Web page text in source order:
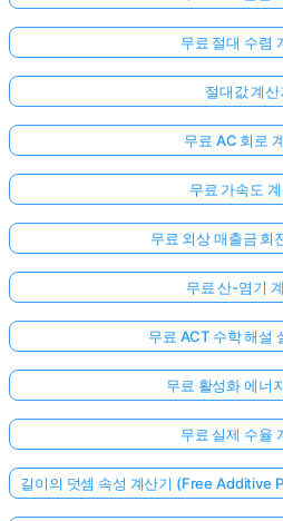
문
없
니
다
무료 절대 수렴
절대값 계산
무료 AC 회로
무료 가속도
무료 외상 매출금 회
무료 산-염기
무료 ACT 수학 해설
무료 활성화 에너
무료 실제 수율
길이의 덧셈 속성 계산기 (Free